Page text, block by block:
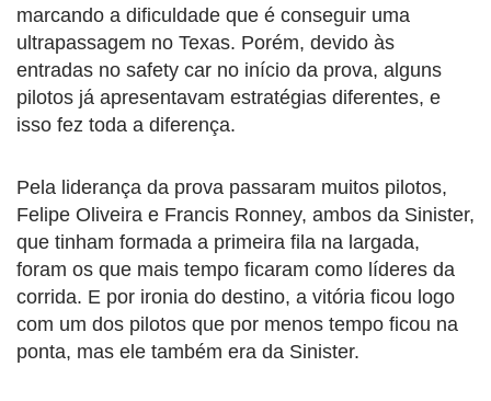
marcando a dificuldade que é conseguir uma
ultrapassagem no Texas. Porém, devido às
entradas no safety car no início da prova, alguns
pilotos já apresentavam estratégias diferentes, e
isso fez toda a diferença.
Pela liderança da prova passaram muitos pilotos,
Felipe Oliveira e Francis Ronney, ambos da Sinister,
que tinham formada a primeira fila na largada,
foram os que mais tempo ficaram como líderes da
corrida. E por ironia do destino, a vitória ficou logo
com um dos pilotos que por menos tempo ficou na
ponta, mas ele também era da Sinister.